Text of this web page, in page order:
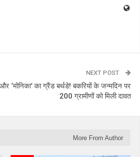
NEXT POST
और ‘मोनिका’ का ग्रैंड बर्थडे! बकरियों के जन्मदिन पर
200 ग्रामीणों को मिली दावत
More From Author